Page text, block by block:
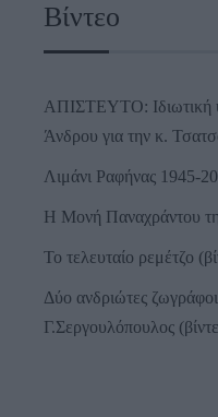
Βίντεο
ΑΠΙΣΤΕΥΤΟ: Ιδιωτική
Άνδρου για την κ.
Λιμάνι Ραφήνας 1945-
Η Μονή Παναχράντου
Το τελευταίο ρεμέτζο
Δύο ανδριώτες
Γ.Σεργουλόπουλος